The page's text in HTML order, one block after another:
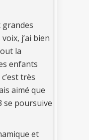
grandes
j’ai bien
la
enfants
très
aimé que
se poursuive
et